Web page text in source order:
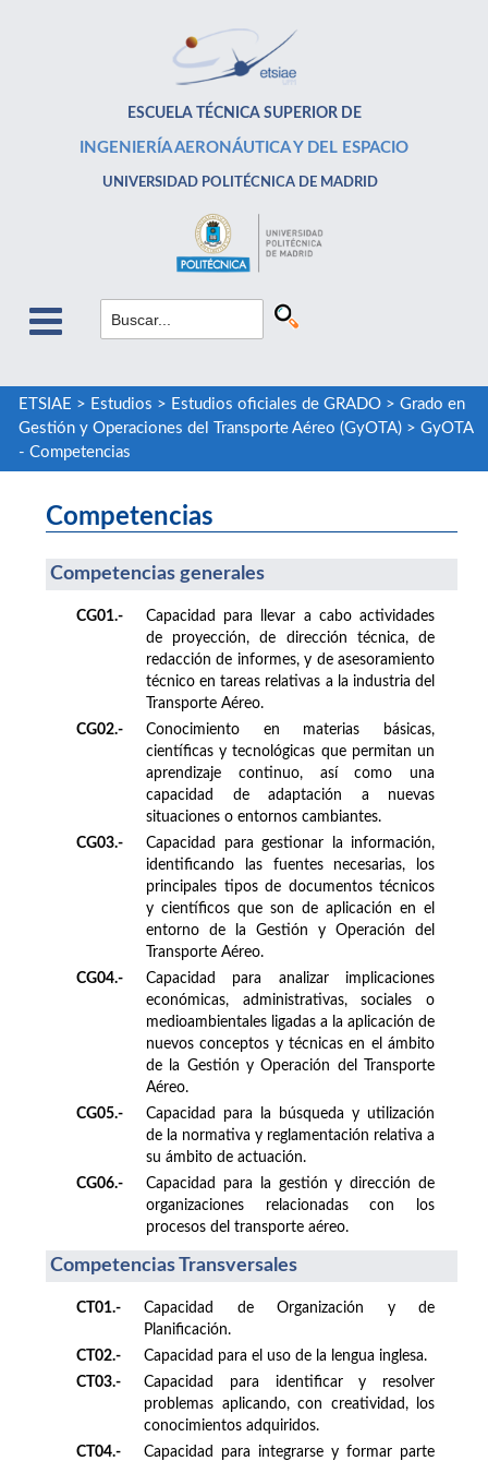
ESCUELA TÉCNICA SUPERIOR DE
INGENIERÍA AERONÁUTICA Y DEL ESPACIO
UNIVERSIDAD POLITÉCNICA DE MADRID
ETSIAE > Estudios > Estudios oficiales de GRADO> Grado en
Gestión y Operaciones del Transporte Aéreo (GyOTA)> GyOTA
- Competencias
Competencias
Competencias generales
CG01.-
Capacidad para llevar a cabo actividades
de proyección, de dirección técnica, de
redacción de informes, y de asesoramiento
técnico en tareas relativas a la industria del
Transporte Aéreo.
CG02.-
Conocimiento en materias básicas,
científicas y tecnológicas que permitan un
aprendizaje continuo, así como una
capacidad de adaptación a nuevas
situaciones o entornos cambiantes.
CG03.-
Capacidad para gestionar la información,
identificando las fuentes necesarias, los
principales tipos de documentos técnicos
y científicos que son de aplicación en el
entorno de la Gestión y Operación del
Transporte Aéreo.
CG04.-
Capacidad para analizar implicaciones
económicas, administrativas, sociales o
medioambientales ligadas a la aplicación de
nuevos conceptos y técnicas en el ámbito
de la Gestión y Operación del Transporte
Aéreo.
CG05.-
Capacidad para la búsqueda y utilización
de la normativa y reglamentación relativa a
su ámbito de actuación.
CG06.-
Capacidad para la gestión y dirección de
organizaciones relacionadas con los
procesos del transporte aéreo.
Competencias Transversales
CT01.-
Capacidad de Organización y de
Planificación.
CT02.-
Capacidad para el uso de la lengua inglesa.
CT03.-
Capacidad para identificar y resolver
problemas aplicando, con creatividad, los
conocimientos adquiridos.
CT04.-
Capacidad para integrarse y formar parte